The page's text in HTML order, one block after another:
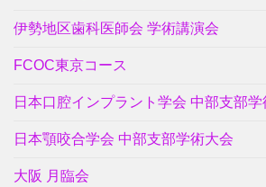
伊勢地区歯科医師会 学術講演会
FCOC東京コース
日本口腔インプラント学会 中部支部学
日本顎咬合学会 中部支部学術大会
大阪 月臨会